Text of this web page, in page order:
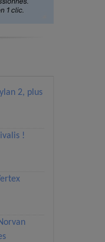
2, plus
!